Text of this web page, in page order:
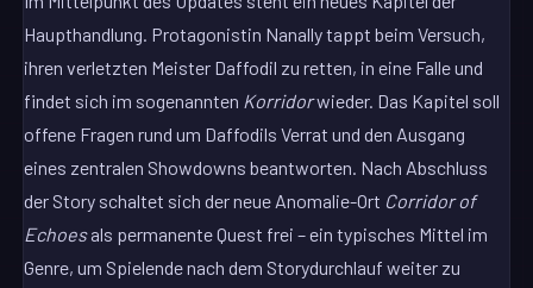
Haupthandlung. Protagonistin Nanally tappt beim Versuch,
ihren verletzten Meister Daffodil zu retten, in eine Falle und
findet sich im sogenannten Korridorwieder. Das Kapitel soll
offene Fragen rund um Daffodils Verrat und den Ausgang
eines zentralen Showdowns beantworten. Nach Abschluss
der Story schaltet sich der neue Anomalie-Ort Corridor of
Echoesals permanente Quest frei – ein typisches Mittel im
Genre, um Spielende nach dem Storydurchlauf weiter zu